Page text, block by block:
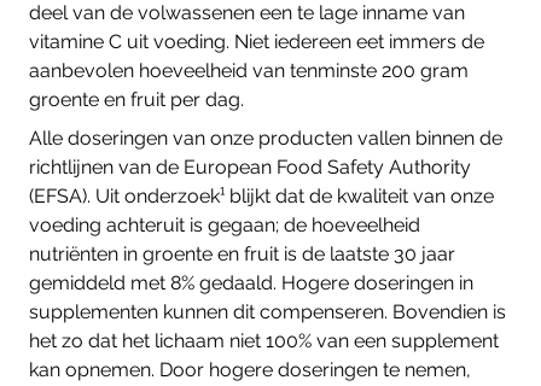
deel van de volwassenen een te lage inname van
vitamine C uit voeding. Niet iedereen eet immers de
aanbevolen hoeveelheid van tenminste 200 gram
groente en fruit per dag.
Alle doseringen van onze producten vallen binnen de
richtlijnen van de European Food Safety Authority
(EFSA). Uit onderzoek¹ blijkt dat de kwaliteit van onze
voeding achteruit is gegaan; de hoeveelheid
nutriënten in groente en fruit is de laatste 30 jaar
gemiddeld met 8% gedaald. Hogere doseringen in
supplementen kunnen dit compenseren. Bovendien is
het zo dat het lichaam niet 100% van een supplement
kan opnemen. Door hogere doseringen te nemen,